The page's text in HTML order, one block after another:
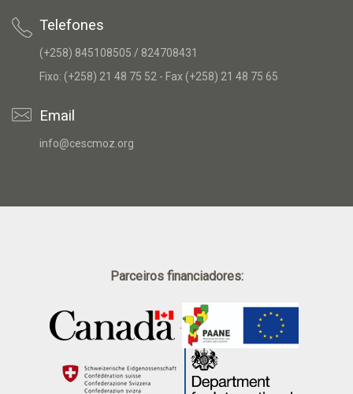
Telefones
(+258) 845108505 / 824708431
Fixo: (+258) 21 48 75 52 - Fax (+258) 21 48 75 65
Email
info@cescmoz.org
Parceiros financiadores: